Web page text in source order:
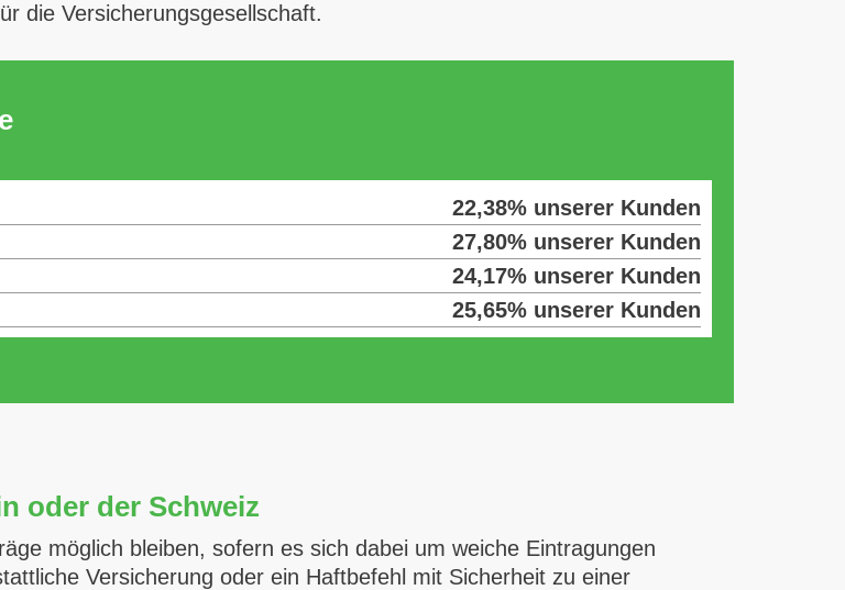
die Versicherungsgesellschaft.
22,38% unserer Kunden
27,80% unserer Kunden
24,17% unserer Kunden
25,65% unserer Kunden
oder der Schweiz
möglich bleiben, sofern es sich dabei um weiche Eintragungen
Versicherung oder ein Haftbefehl mit Sicherheit zu einer